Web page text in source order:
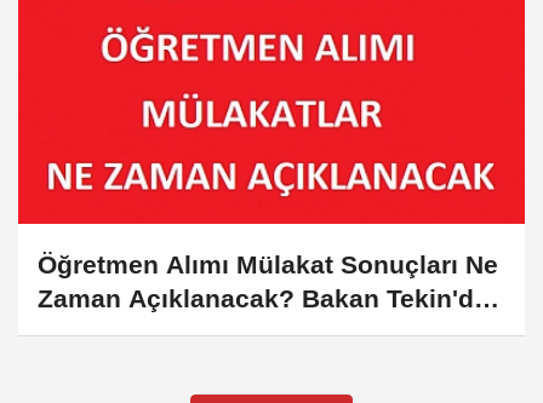
Öğretmen Alımı Mülakat Sonuçları Ne
Zaman Açıklanacak? Bakan Tekin'den
Kritik Açıklamalar